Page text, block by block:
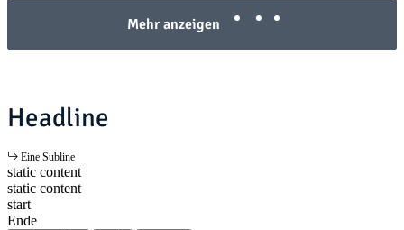
Mehr anzeigen
Headline
Eine Subline
static content
static content
start
Ende